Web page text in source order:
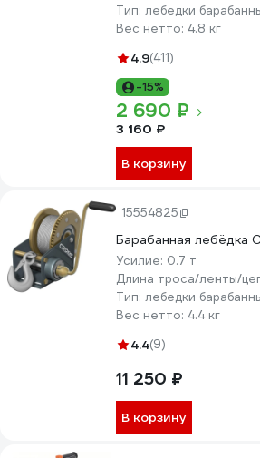
Тип: лебедки
Вес нетто: 4.8 кг
4.9(411)
-15%
2 690 ₽
3 160 ₽
В корзину
15554825
Барабанная лебёдка
Усилие: 0.7 т
Длина троса/ленты/
Тип: лебедки
Вес нетто: 4.4 кг
4.4(9)
11 250 ₽
В корзину